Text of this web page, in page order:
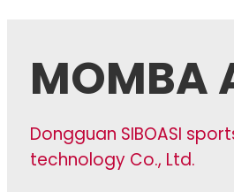
MOMBA
Dongguan SIBOASI
technology Co., Ltd.